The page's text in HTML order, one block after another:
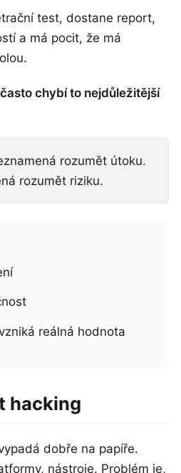
test, dostane report,
a má pocit, že má
chybí to nejdůležitější
rozumět útoku.
rozumět riziku.
reálná hodnota
hacking
dobře na papíře.
nástroje. Problém je,